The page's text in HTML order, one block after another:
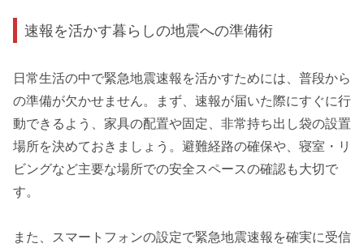
速報を活かす暮らしの地震への準備術
日常生活の中で緊急地震速報を活かすためには、普段から
の準備が欠かせません。まず、速報が届いた際にすぐに行
動できるよう、家具の配置や固定、非常持ち出し袋の設置
場所を決めておきましょう。避難経路の確保や、寝室・リ
ビングなど主要な場所での安全スペースの確認も大切で
す。
また、スマートフォンの設定で緊急地震速報を確実に受信